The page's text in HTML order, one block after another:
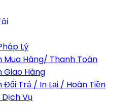
Lý
Mua Hàng/ Thanh Toán
Giao Hàng
Đổi Trả / In Lại / Hoàn Tiền
Vụ